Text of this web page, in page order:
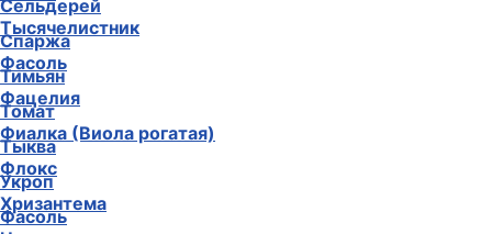
Тысячелистник
Фасоль
Фацелия
Фиалка (Виола рогатая)
Флокс
Хризантема
Сельдерей
Спаржа
Тимьян
Томат
Тыква
Укроп
Фасоль